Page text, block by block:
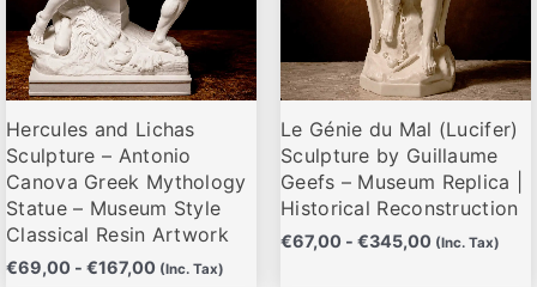
Hercules and Lichas
Sculpture – Antonio
Canova Greek Mythology
Statue – Museum Style
Classical Resin Artwork
€69,00 - €167,00 (Inc. Tax)
opciones
se
pueden
elegir
en
la
página
de
Le Génie du Mal (Lucifer)
Sculpture by Guillaume
Geefs – Museum Replica |
Historical Reconstruction
€67,00 - €345,00 (Inc. Tax)
opciones
pueden
elegir
en
la
página
de
producto